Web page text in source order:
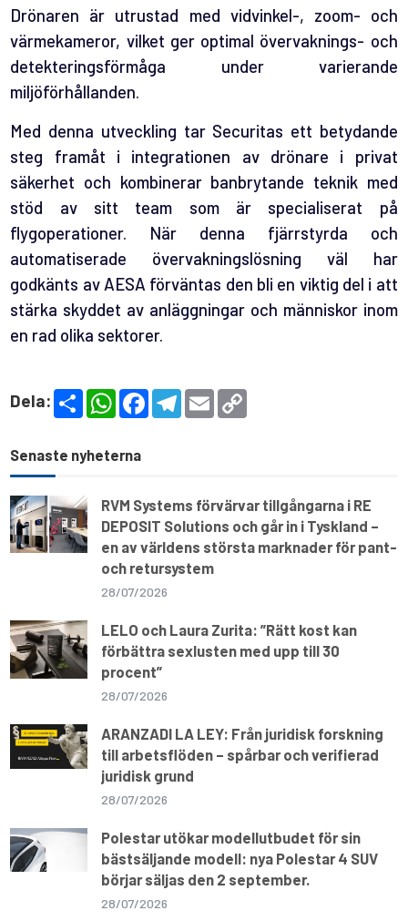
Drönaren är utrustad med vidvinkel-, zoom- och
värmekameror, vilket ger optimal övervaknings- och
detekteringsförmåga under varierande
miljöförhållanden.
Med denna utveckling tar Securitas ett betydande
steg framåt i integrationen av drönare i privat
säkerhet och kombinerar banbrytande teknik med
stöd av sitt team som är specialiserat på
flygoperationer. När denna fjärrstyrda och
automatiserade övervakningslösning väl har
godkänts av AESA förväntas den bli en viktig del i att
stärka skyddet av anläggningar och människor inom
en rad olika sektorer.
Dela:
S
h
e
W
h
s
p
F
T
e
E
m
Senaste nyheterna
RVM Systems förvärvar tillgångarna i RE
DEPOSIT Solutions och går in i Tyskland –
en av världens största marknader för pant-
och retursystem
28/07/2026
LELO och Laura Zurita: ”Rätt kost kan
förbättra sexlusten med upp till 30
procent”
28/07/2026
ARANZADI LA LEY: Från juridisk forskning
till arbetsflöden – spårbar och verifierad
juridisk grund
28/07/2026
Polestar utökar modellutbudet för sin
bästsäljande modell: nya Polestar 4 SUV
börjar säljas den 2 september.
28/07/2026